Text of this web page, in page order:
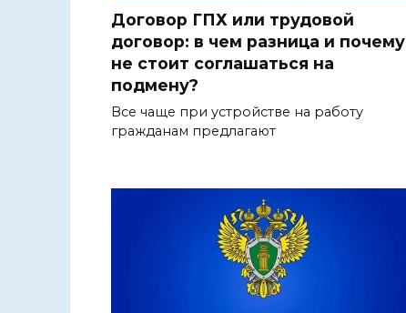
Договор ГПХ или трудовой
договор: в чем разница и почему
не стоит соглашаться на
подмену?
Все чаще при устройстве на работу
гражданам предлагают